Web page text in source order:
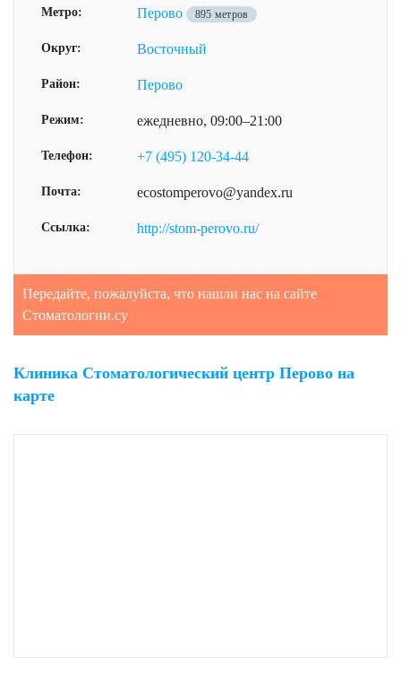
Метро: Перово 895 метров
Округ: Восточный
Район: Перово
Режим: ежедневно, 09:00–21:00
Телефон: +7 (495) 120-34-44
Почта: ecostomperovo@yandex.ru
Ссылка: http://stom-perovo.ru/
Передайте, пожалуйста, что нашли нас на сайте
Стоматологии.су
Клиника Стоматологический центр Перово на
карте